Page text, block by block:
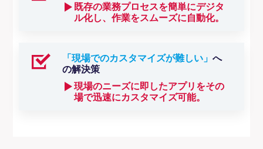
既存の業務プロセスを簡単にデジタ
ル化し、作業をスムーズに自動化。
「現場でのカスタマイズが難しい」へ
の解決策
現場のニーズに即したアプリをその
場で迅速にカスタマイズ可能。